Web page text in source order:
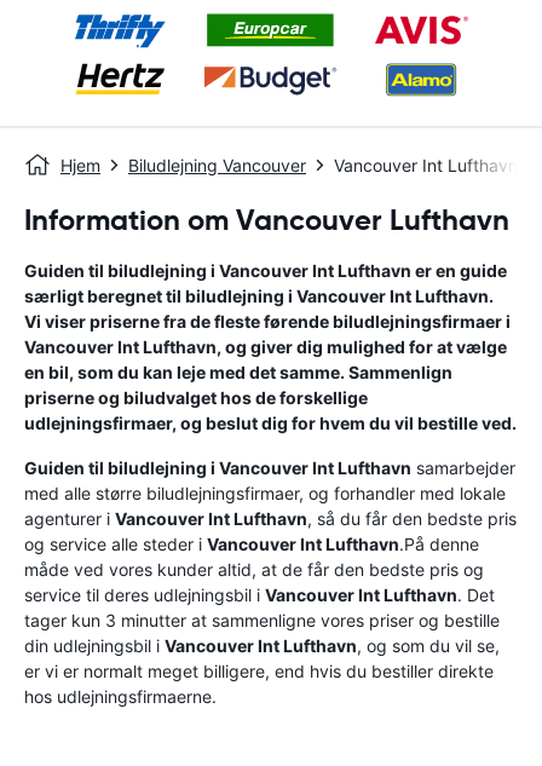
Hjem Biludlejning Vancouver Vancouver Int Lufthavn
Information om Vancouver Lufthavn
Guiden til biludlejning i Vancouver Int Lufthavn er en guide
særligt beregnet til biludlejning i Vancouver Int Lufthavn.
Vi viser priserne fra de fleste førende biludlejningsfirmaer i
Vancouver Int Lufthavn, og giver dig mulighed for at vælge
en bil, som du kan leje med det samme. Sammenlign
priserne og biludvalget hos de forskellige
udlejningsfirmaer, og beslut dig for hvem du vil bestille ved.
Guiden til biludlejning i Vancouver Int Lufthavn samarbejder
med alle større biludlejningsfirmaer, og forhandler med lokale
agenturer i Vancouver Int Lufthavn, så du får den bedste pris
og service alle steder i Vancouver Int Lufthavn.På denne
måde ved vores kunder altid, at de får den bedste pris og
service til deres udlejningsbil i Vancouver Int Lufthavn. Det
tager kun 3 minutter at sammenligne vores priser og bestille
din udlejningsbil i Vancouver Int Lufthavn, og som du vil se,
er vi er normalt meget billigere, end hvis du bestiller direkte
hos udlejningsfirmaerne.